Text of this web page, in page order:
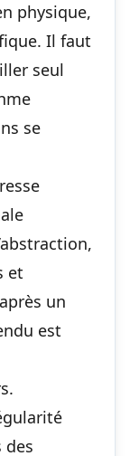
physique,
Il faut
seul
se
et
un
est
des